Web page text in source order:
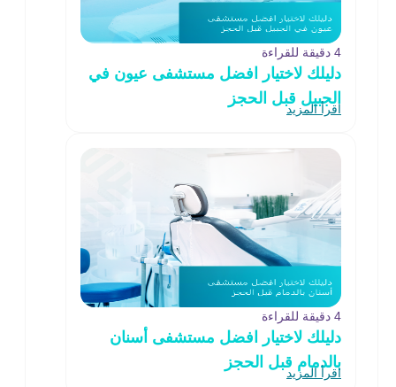
4 دقيقة للقراءة
دليلك لاختيار افضل مستشفى عيون في
الجبيل قبل الحجز
اقرأ المزيد
4 دقيقة للقراءة
دليلك لاختيار افضل مستشفى أسنان
بالدمام قبل الحجز
اقرأ المزيد